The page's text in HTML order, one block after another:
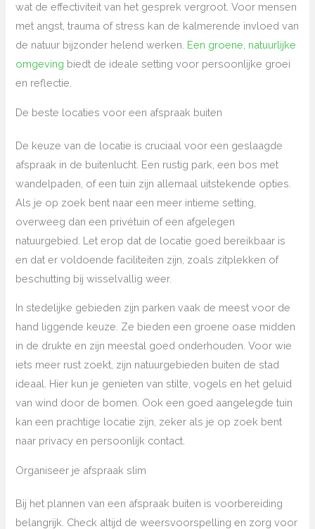
wat de effectiviteit van het gesprek vergroot. Voor mensen
met angst, trauma of stress kan de kalmerende invloed van
de natuur bijzonder helend werken. Een groene, natuurlijke
omgeving biedt de ideale setting voor persoonlijke groei
en reflectie.
De beste locaties voor een afspraak buiten
De keuze van de locatie is cruciaal voor een geslaagde
afspraak in de buitenlucht. Een rustig park, een bos met
wandelpaden, of een tuin zijn allemaal uitstekende opties.
Als je op zoek bent naar een meer intieme setting,
overweeg dan een privétuin of een afgelegen
natuurgebied. Let erop dat de locatie goed bereikbaar is
en dat er voldoende faciliteiten zijn, zoals zitplekken of
beschutting bij wisselvallig weer.
In stedelijke gebieden zijn parken vaak de meest voor de
hand liggende keuze. Ze bieden een groene oase midden
in de drukte en zijn meestal goed onderhouden. Voor wie
iets meer rust zoekt, zijn natuurgebieden buiten de stad
ideaal. Hier kun je genieten van stilte, vogels en het geluid
van wind door de bomen. Ook een goed aangelegde tuin
kan een prachtige locatie zijn, zeker als je op zoek bent
naar privacy en persoonlijk contact.
Organiseer je afspraak slim
Bij het plannen van een afspraak buiten is voorbereiding
belangrijk. Check altijd de weersvoorspelling en zorg voor